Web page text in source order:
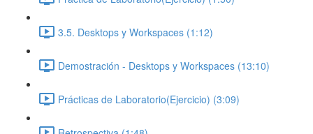
3.5. Desktops y Workspaces (1:12)
Demostración - Desktops y Workspaces (13:10)
Prácticas de Laboratorio(Ejercicio) (3:09)